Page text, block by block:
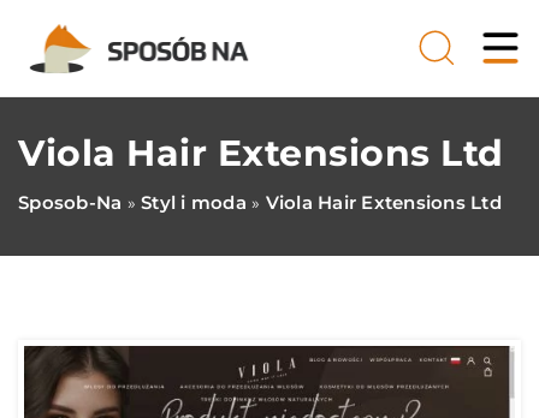
Viola Hair Extensions Ltd
Sposob-Na » Styl i moda » Viola Hair Extensions Ltd